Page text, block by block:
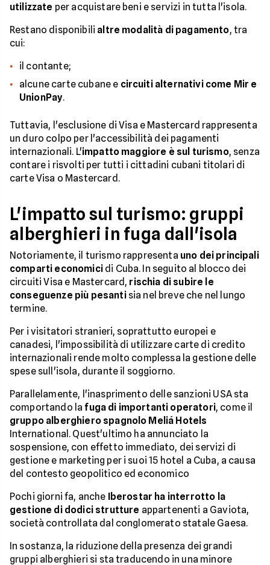
utilizzate per acquistare beni e servizi in tutta l'isola.
Restano disponibili altre modalità di pagamento, tra
cui:
il contante;
alcune carte cubane e circuiti alternativi come Mir e
UnionPay.
Tuttavia, l'esclusione di Visa e Mastercard rappresenta
un duro colpo per l'accessibilità dei pagamenti
internazionali. L'impatto maggiore è sul turismo, senza
contare i risvolti per tutti i cittadini cubani titolari di
carte Visa o Mastercard.
L'impatto sul turismo: gruppi
alberghieri in fuga dall'isola
Notoriamente, il turismo rappresenta uno dei principali
comparti economicidi Cuba. In seguito al blocco dei
circuiti Visa e Mastercard, rischia di subire le
conseguenze più pesantisia nel breve che nel lungo
termine.
Per i visitatori stranieri, soprattutto europei e
canadesi, l'impossibilità di utilizzare carte di credito
internazionali rende molto complessa la gestione delle
spese sull'isola, durante il soggiorno.
Parallelamente, l'inasprimento delle sanzioni USA sta
comportando lafuga di importanti operatori, come il
gruppo alberghiero spagnolo Meliá Hotels
International. Quest'ultimo ha annunciato la
sospensione, con effetto immediato, dei servizi di
gestione e marketing per i suoi 15 hotel a Cuba, a causa
del contesto geopolitico ed economico
Pochi giorni fa, anche Iberostar ha interrotto la
gestione di dodici strutture appartenenti a Gaviota,
società controllata dal conglomerato statale Gaesa.
In sostanza, la riduzione della presenza dei grandi
gruppi alberghieri si sta traducendo in una minore